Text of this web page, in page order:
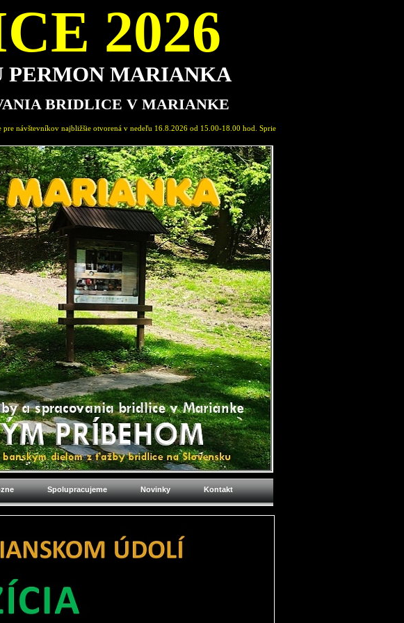
2026
PERMON MARIANKA
BRIDLICE V MARIANKE
v nedeľu 16.8.2026 od 15.00-18.00 hod. Sprievodca expozíciou: Marián Pavlovič, člen Spolku Permon
Spolupracujeme Novinky Kontakt